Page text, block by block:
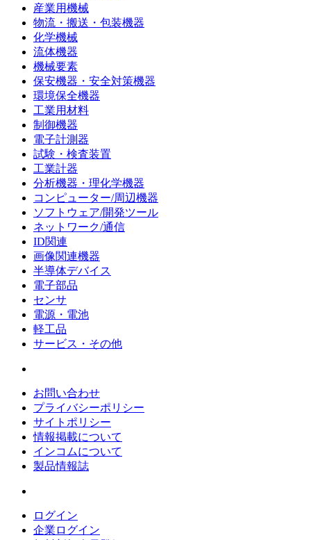
産業用機械
物流・搬送・包装機器
化学機械
流体機器
機械要素
保安機器・安全対策機器
環境保全機器
工業用材料
制御機器
電子計測器
試験・検査装置
工業計器
分析機器・理化学機器
コンピューター/周辺機器
ソフトウェア/開発ツール
ネットワーク/通信
ID関連
画像関連機器
半導体デバイス
電子部品
センサ
電源・電池
軽工品
サービス・その他
お問い合わせ
プライバシーポリシー
サイトポリシー
情報掲載について
インコムについて
製品情報誌
ログイン
企業ログイン